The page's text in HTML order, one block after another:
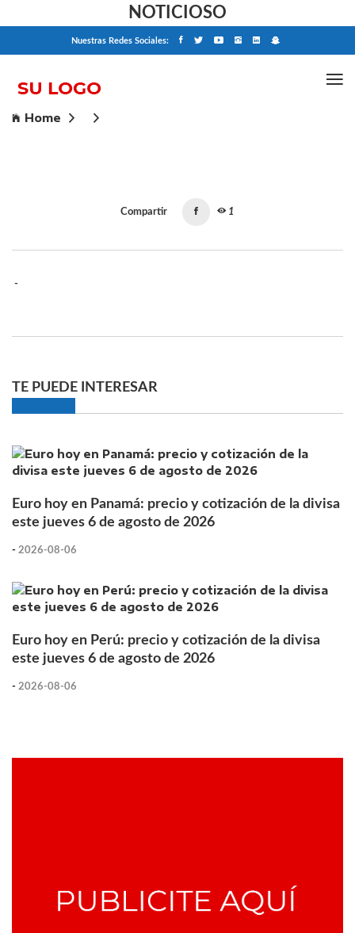
NOTICIOSO
Nuestras Redes Sociales:
Home
Compartir 1
-
TE PUEDE INTERESAR
Euro hoy en Panamá: precio y cotización de la divisa
este jueves 6 de agosto de 2026
- 2026-08-06
Euro hoy en Perú: precio y cotización de la divisa
este jueves 6 de agosto de 2026
- 2026-08-06